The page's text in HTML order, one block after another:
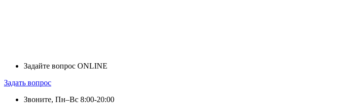
Задайте вопрос ONLINE
Задать вопрос
Звоните, Пн–Вс 8:00-20:00